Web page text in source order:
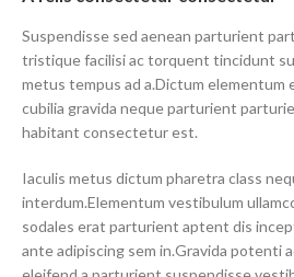
Suspendisse sed aenean parturient
tristique facilisi ac torquent tincidunt
metus tempus ad a.Dictum elementum
cubilia gravida neque parturient
habitant consectetur est.
Iaculis metus dictum pharetra class
interdum.Elementum vestibulum
sodales erat parturient aptent dis
ante adipiscing sem in.Gravida potenti